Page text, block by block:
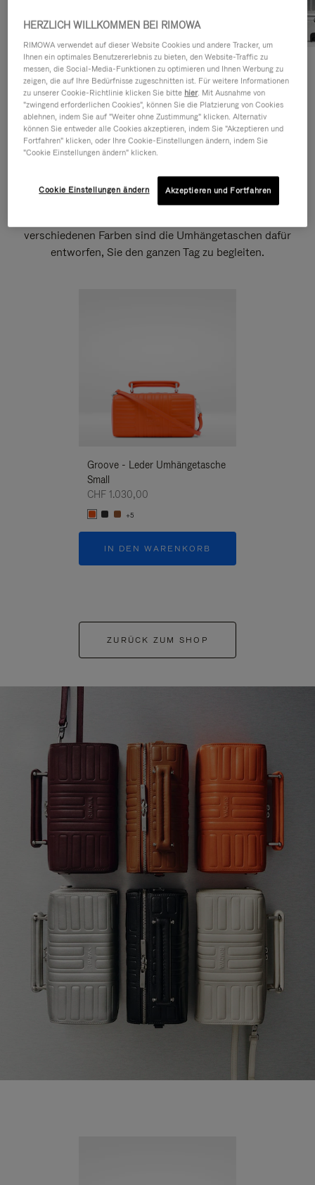
Umhängetaschen
ENTDECKEN
Shopper
ENTDECKEN
Groove Umhängetaschen
verschiedenen Farben sind die Umhängetaschen dafür
entworfen, Sie den ganzen Tag zu begleiten.
Groove - Leder Umhängetasche
Small
CHF 1.030,00
+5
IN DEN WARENKORB
ZURÜCK ZUM SHOP
HERZLICH WILLKOMMEN BEI RIMOWA
RIMOWA verwendet auf dieser Website Cookies und andere Tracker, um
Ihnen ein optimales Benutzererlebnis zu bieten, den Website-Traffic zu
messen, die Social-Media-Funktionen zu optimieren und Ihnen Werbung zu
zeigen, die auf Ihre Bedürfnisse zugeschnitten ist. Für weitere Informationen
zu unserer Cookie-Richtlinie klicken Sie bitte hier. Mit Ausnahme von
"zwingend erforderlichen Cookies", können Sie die Platzierung von Cookies
ablehnen, indem Sie auf "Weiter ohne Zustimmung" klicken. Alternativ
können Sie entweder alle Cookies akzeptieren, indem Sie "Akzeptieren und
Fortfahren" klicken, oder Ihre Cookie-Einstellungen ändern, indem Sie
"Cookie Einstellungen ändern" klicken.
Cookie Einstellungen ändern Akzeptieren und Fortfahren